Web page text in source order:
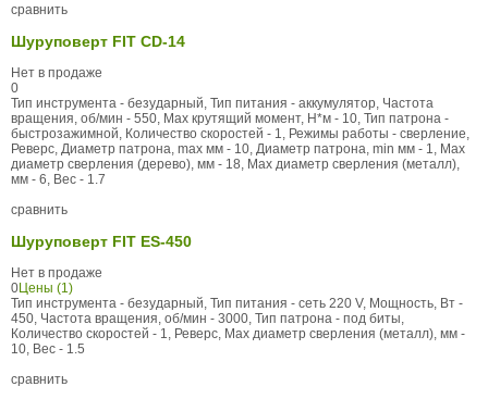
сравнить
Шуруповерт FIT CD-14
Нет в продаже
0
Тип инструмента - безударный, Тип питания - аккумулятор, Частота
вращения, об/мин - 550, Max крутящий момент, Н*м - 10, Тип патрона -
быстрозажимной, Количество скоростей - 1, Режимы работы - сверление,
Реверс, Диаметр патрона, max мм - 10, Диаметр патрона, min мм - 1, Max
диаметр сверления (дерево), мм - 18, Max диаметр сверления (металл),
мм - 6, Вес - 1.7
сравнить
Шуруповерт FIT ES-450
Нет в продаже
0Цены (1)
Тип инструмента - безударный, Тип питания - сеть 220 V, Мощность, Вт -
450, Частота вращения, об/мин - 3000, Тип патрона - под биты,
Количество скоростей - 1, Реверс, Max диаметр сверления (металл), мм -
10, Вес - 1.5
сравнить